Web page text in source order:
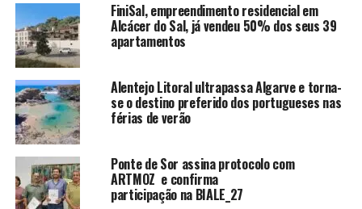
FiniSal, empreendimento residencial em
Alcácer do Sal, já vendeu 50% dos seus 39
apartamentos
Alentejo Litoral ultrapassa Algarve e torna-
se o destino preferido dos portugueses nas
férias de verão
Ponte de Sor assina protocolo com
ARTMOZ e confirma
participação na BIALE_27